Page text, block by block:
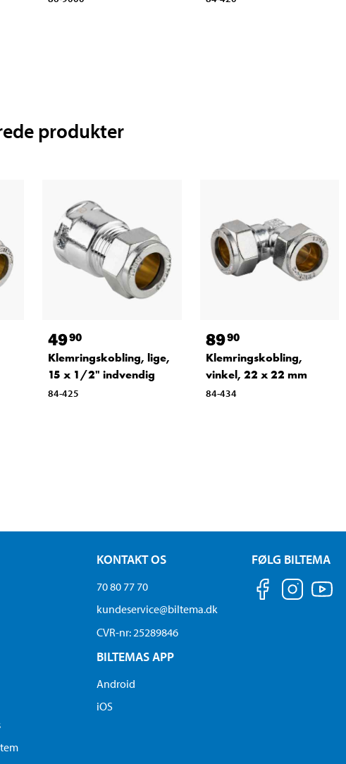
produkter
4990
Klemringskobling, lige,
15 x 1/2" indvendig
84-425
8990
Klemringskobling,
vinkel, 22 x 22 mm
84-434
KONTAKT OS
70 80 77 70
kundeservice@biltema.dk
CVR-nr: 25289846
BILTEMAS APP
Android
iOS
FØLG BILTEMA